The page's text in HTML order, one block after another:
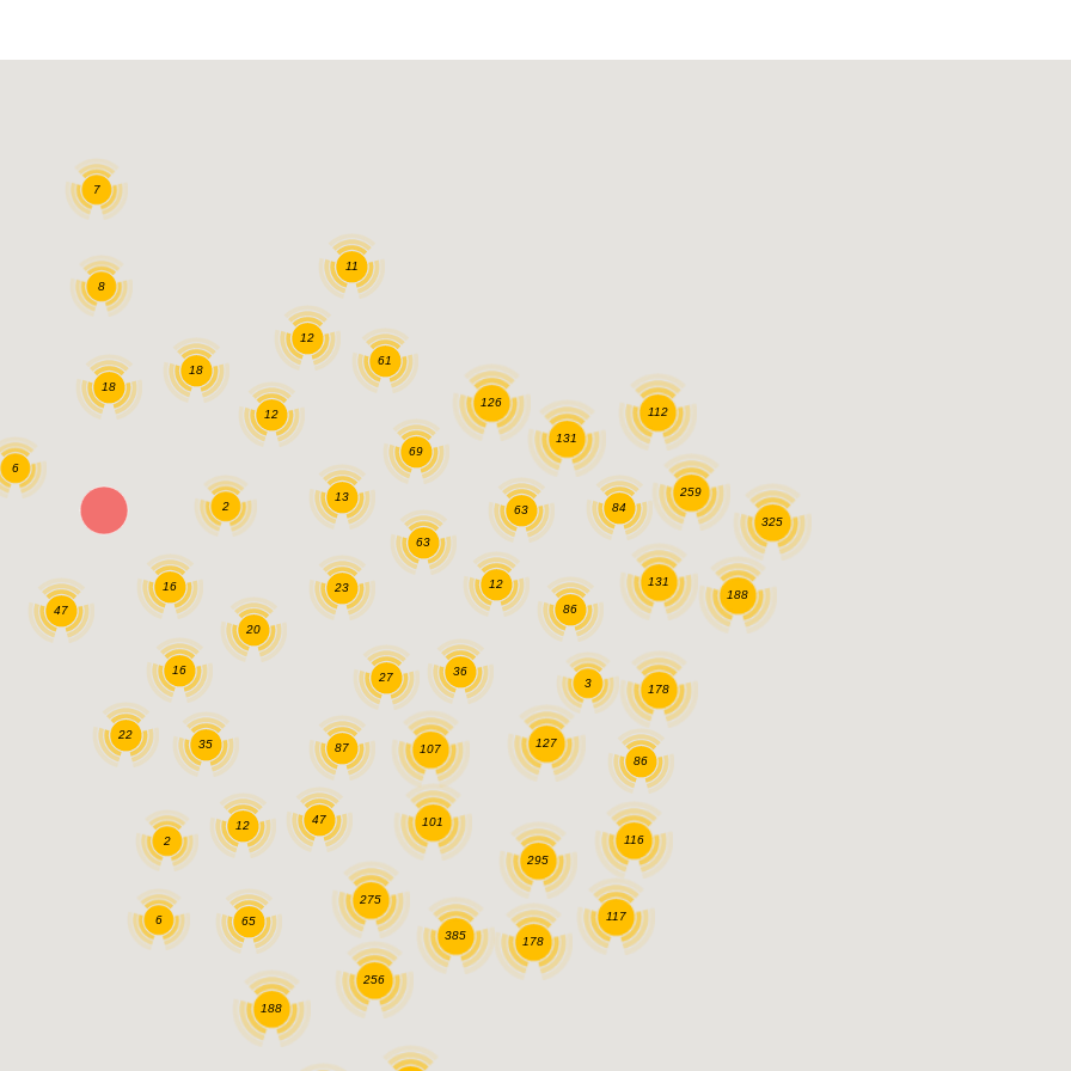
107
101
47
87
36
16
16
23
35
22
20
47
65
6
2
12
27
256
188
385
275
178
117
116
295
127
86
86
178
131
3
188
325
259
112
84
63
131
12
126
69
63
12
11
12
13
18
61
2
7
8
6
18